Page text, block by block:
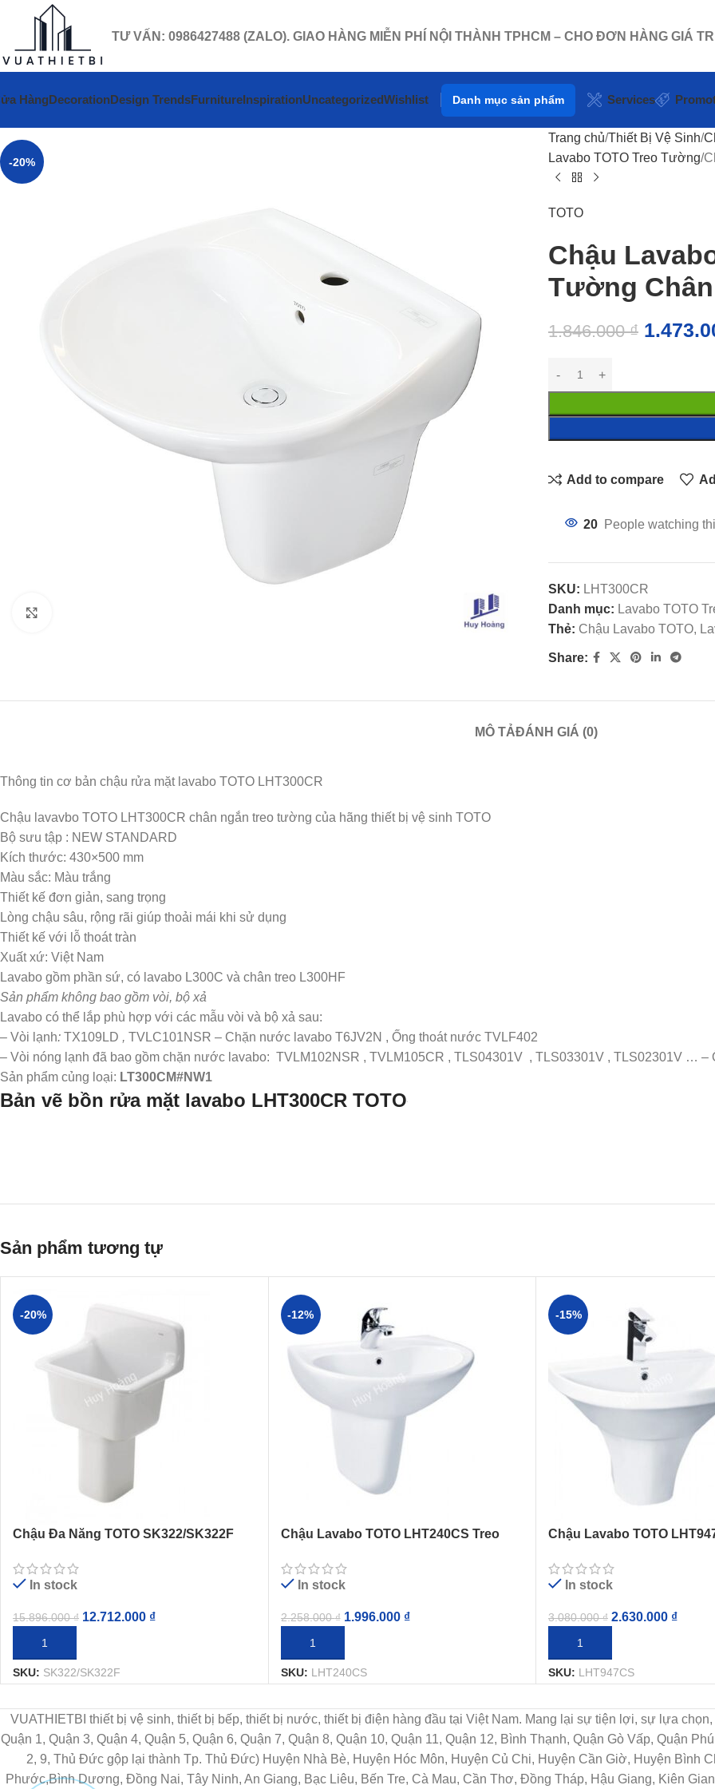
TƯ VẤN: 0986427488 (ZALO). GIAO HÀNG MIỄN PHÍ NỘI THÀNH TPHCM – CHO ĐƠN HÀNG GIÁ
HàngDecorationDesign TrendsFurnitureInspirationUncategorizedWishlist Danh mục sản phẩm Services
-20%
Trang chủ Thiết Bị Vệ Sinh
Lavabo TOTO Treo Tường
TOTO
Chậu
Tường
1.846.000₫
Add to compare
20 People watching
SKU: LHT300CR
Danh mục: Lavabo TOTO
Thẻ: Chậu Lavabo TOTO,
Share:
MÔ TẢĐÁNH GIÁ (0)
Thông tin cơ bản chậu rửa mặt lavabo TOTO LHT300CR
Chậu lavavbo TOTO LHT300CR chân ngắn treo tường của hãng thiết bị vệ sinh TOTO
Bộ sưu tập : NEW STANDARD
Kích thước: 430×500 mm
Màu sắc: Màu trắng
Thiết kế đơn giản, sang trọng
Lòng chậu sâu, rộng rãi giúp thoải mái khi sử dụng
Thiết kế với lỗ thoát tràn
Xuất xứ: Việt Nam
Lavabo gồm phần sứ, có lavabo L300C và chân treo L300HF
Sản phẩm không bao gồm vòi, bộ xả
Lavabo có thể lắp phù hợp với các mẫu vòi và bộ xả sau:
– Vòi lạnh: TX109LD , TVLC101NSR – Chặn nước lavabo T6JV2N , Ống thoát nước TVLF402
– Vòi nóng lạnh đã bao gồm chặn nước lavabo: TVLM102NSR , TVLM105CR , TLS04301V , TLS03301V , TLS02301V … –
Sản phẩm củng loại: LT300CM#NW1
Bản vẽ bồn rửa mặt lavabo LHT300CR TOTO
Sản phẩm tương tự
-20%
Chậu Đa Năng TOTO SK322/SK322F
In stock
15.896.000₫ 12.712.000 ₫
THÊM VÀO GIỎ HÀNG
SKU: SK322/SK322F
-12%
Chậu Lavabo TOTO LHT240CS Treo
In stock
2.258.000₫ 1.996.000 ₫
THÊM VÀO GIỎ HÀNG
SKU: LHT240CS
-15%
Chậu Lavabo TOTO
In stock
3.080.000₫ 2.630.000 ₫
THÊM VÀO GIỎ HÀNG
SKU: LHT947CS
VUATHIETBI thiết bị vệ sinh, thiết bị bếp, thiết bị nước, thiết bị điện hàng đầu tại Việt Nam. Mang lại sự tiện lợi, sự lựa
Quận 1, Quận 3, Quận 4, Quận 5, Quận 6, Quận 7, Quận 8, Quận 10, Quận 11, Quận 12, Bình Thạnh, Quận Gò Vấp, Quận
2, 9, Thủ Đức gộp lại thành Tp. Thủ Đức) Huyện Nhà Bè, Huyện Hóc Môn, Huyện Củ Chi, Huyện Cần Giờ, Huyện Bình
Phước,Bình Dương, Đồng Nai, Tây Ninh, An Giang, Bạc Liêu, Bến Tre, Cà Mau, Cần Thơ, Đồng Tháp, Hậu Giang, Kiên